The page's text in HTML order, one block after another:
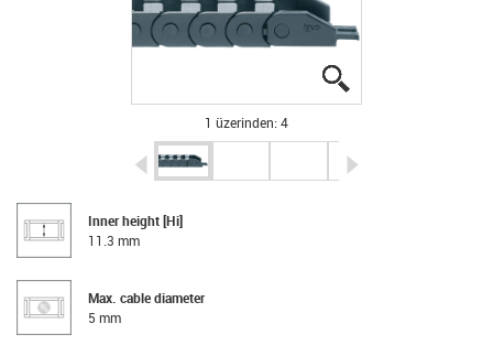
1 üzerinden: 4
igus-icon-arrow-left
Inner height [Hi]
11.3 mm
Max. cable diameter
5 mm